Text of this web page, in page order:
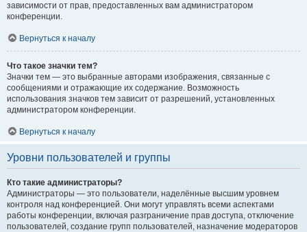
зависимости от прав, предоставленных вам администратором
конференции.
Вернуться к началу
Что такое значки тем?
Значки тем — это выбранные авторами изображения, связанные с
сообщениями и отражающие их содержание. Возможность
использования значков тем зависит от разрешений, установленных
администратором конференции.
Вернуться к началу
Уровни пользователей и группы
Кто такие администраторы?
Администраторы — это пользователи, наделённые высшим уровнем
контроля над конференцией. Они могут управлять всеми аспектами
работы конференции, включая разграничение прав доступа, отключение
пользователей, создание групп пользователей, назначение модераторов